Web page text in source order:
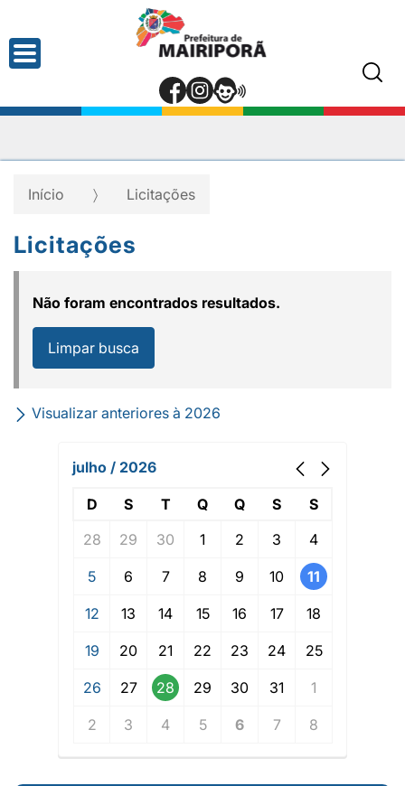
Início Licitações
Licitações
Não foram encontrados resultados.
Limpar busca
Visualizar anteriores à 2026
julho / 2026
D S T Q Q S
S
28
29 30 1 2 3 4
5 6 7 8 9 10 11
12 13 14 15 16 17 18
19 20 21 22 23 24 25
26 27 28 29 30 31 1
2 3 4 5 6 7 8